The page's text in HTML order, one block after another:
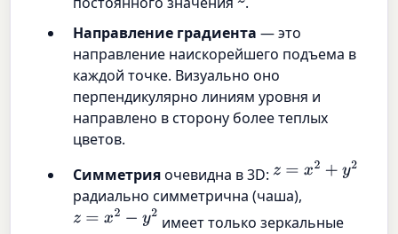
Направление градиента — это
направление наискорейшего подъема в
каждой точке. Визуально оно
перпендикулярно линиям уровня и
направлено в сторону более теплых
цветов.
Симметрияочевидна в 3D: z=x2 +y2
радиально симметрична (чаша),
z=x2 −y2
имеет только зеркальные